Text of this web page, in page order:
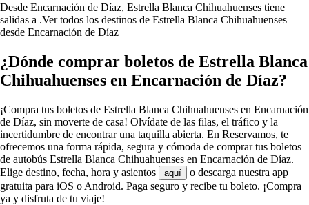
Desde Encarnación de Díaz, Estrella Blanca Chihuahuenses tiene
salidas a .Ver todos los destinos de Estrella Blanca Chihuahuenses
desde Encarnación de Díaz
¿Dónde comprar boletos de Estrella Blanca
Chihuahuenses en Encarnación de Díaz?
¡Compra tus boletos de Estrella Blanca Chihuahuenses en Encarnación
de Díaz, sin moverte de casa! Olvídate de las filas, el tráfico y la
incertidumbre de encontrar una taquilla abierta. En Reservamos, te
ofrecemos una forma rápida, segura y cómoda de comprar tus boletos
de autobús Estrella Blanca Chihuahuenses en Encarnación de Díaz.
Elige destino, fecha, hora y asientos
aquí
o descarga nuestra app
gratuita para iOS o Android. Paga seguro y recibe tu boleto. ¡Compra
ya y disfruta de tu viaje!